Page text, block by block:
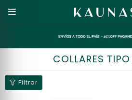

COLLARES